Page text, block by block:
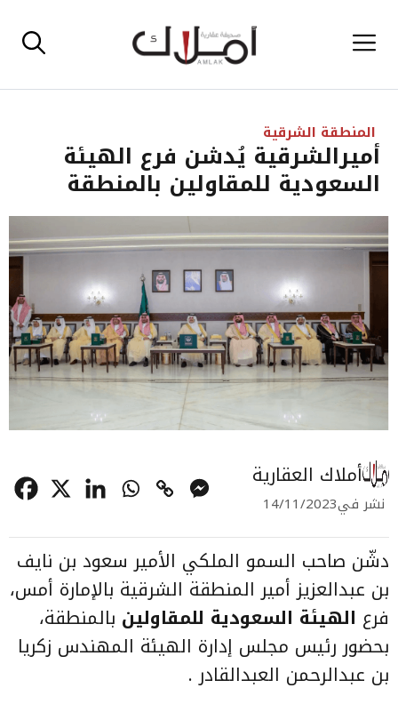
إلى القائمة
المنطقة الشرقية
أميرالشرقية يُدشن فرع الهيئة
السعودية للمقاولين بالمنطقة
أملاك العقارية
نشر في14/11/2023
دشّن صاحب السمو الملكي الأمير سعود بن نايف
بن عبدالعزيز أمير المنطقة الشرقية بالإمارة أمس،
فرع الهيئة السعودية للمقاولين بالمنطقة،
بحضور رئيس مجلس إدارة الهيئة المهندس زكريا
بن عبدالرحمن العبدالقادر .